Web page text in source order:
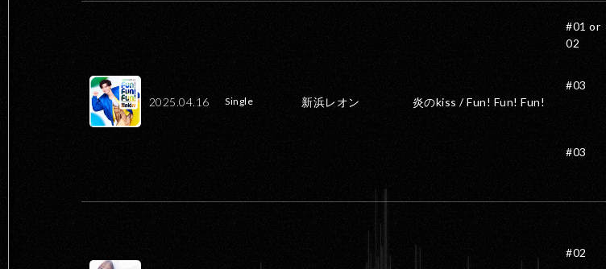
2025.04.16 Single 炎のkiss / Fun! Fun! Fun!
新浜レオン
#01 or
02
#03
#03
#02